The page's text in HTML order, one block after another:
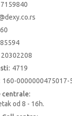
20302208
4719
160-0000000475017-
centrale:
od 8 - 16h.